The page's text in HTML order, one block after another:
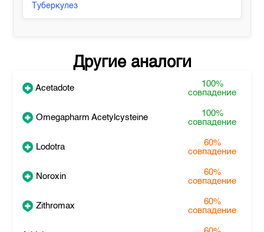
Туберкулез
Другие аналоги
Acetadote
100%
совпадение
Omegapharm Acetylcysteine
100%
совпадение
Lodotra
60%
совпадение
Noroxin
60%
совпадение
Zithromax
60%
совпадение